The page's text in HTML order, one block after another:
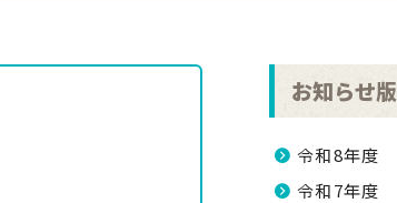
お知らせ版
令和8年度
令和7年度